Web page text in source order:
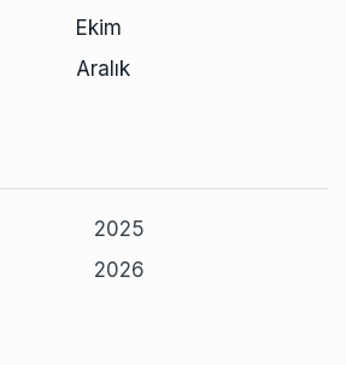
Ekim
Aralık
2025
2026